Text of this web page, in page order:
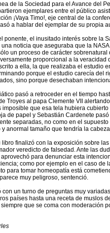
de la Sociedad para el Avance del
ejemplares entre el público
¡Vaya Timo!, eje central de la
a hablar del ejemplar de su propia
ponente, el inusitado interés sobre la
noticia que aseguraba que la
un proceso de carácter
proporcional a la
a ella, la que realizaba el estudio
porque el estudio carecía del
sino porque desechaban
pasó a retroceder en el tiempo
Troyes al papa Clemente VII
imposible que esa tela hubiera
de papel y Sebastián Cardenete
separadas, no como en el
anormal tamaño que tendría la
libro finalizó con la exposición sobre
veredicto de falsedad. Ante las
para denunciar esta
como por ejemplo en el caso
para tomar homeopatía está
muy peligroso, sentenció.
con un turno de preguntas muy
países hasta una receta de muslos
que se coma con moderación